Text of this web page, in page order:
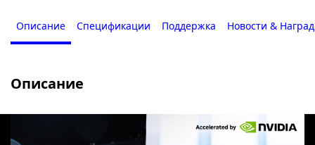
Описание Спецификации Поддержка Новости &
Описание